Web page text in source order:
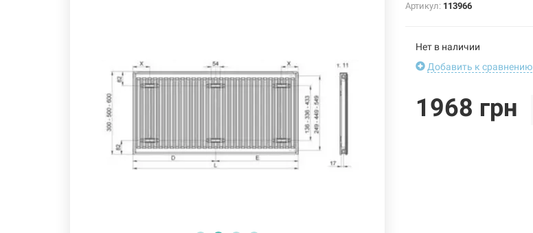
Артикул: 113966
Нет в наличии
Добавить к сравнению
1968 грн